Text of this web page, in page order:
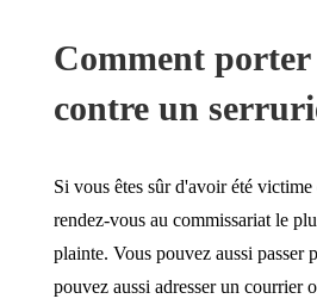
Comment
contre un
Si vous êtes sûr d'avoir été victime
rendez-vous au commissariat le
plainte. Vous pouvez aussi passer
pouvez aussi adresser un courrier